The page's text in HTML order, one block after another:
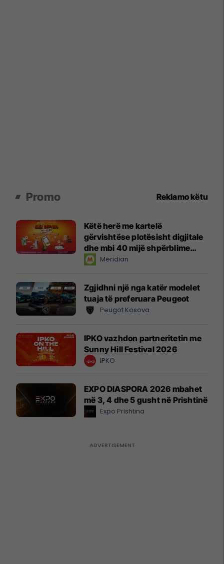
Promo Reklamo këtu
Këtë herë me kartelë
gërvishtëse plotësisht digjitale
dhe mbi 40 mijë shpërblime
instant!Meridian
Zgjidhni një nga katër modelet
tuaja të preferuara Peugeot
Peugot Kosova
IPKO vazhdon partneritetin me
Sunny Hill Festival 2026
IPKO
EXPO DIASPORA 2026 mbahet
më 3, 4 dhe 5 gusht në Prishtinë
Expo Prishtina